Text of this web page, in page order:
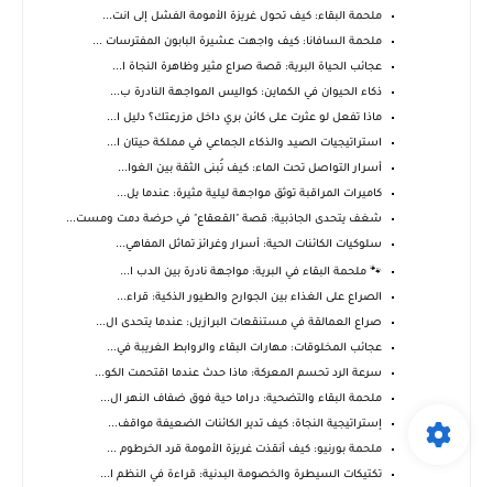
ملحمة البقاء: كيف تحول غريزة الأمومة الفشل إلى انت...
ملحمة السافانا: كيف واجهت عشيرة البابون المفترسات ...
عجائب الحياة البرية: قصة صراع مثير وظاهرة النجاة ا...
ذكاء الحيوان في الكماين: كواليس المواجهة النادرة ب...
ماذا تفعل لو عثرت على كائن بري داخل مزرعتك؟ دليل ا...
استراتيجيات الصيد والذكاء الجماعي في مملكة حيتان ا...
أسرار التواصل تحت الماء: كيف تُبنى الثقة بين الغوا...
كاميرات المراقبة توثق مواجهة ليلية مثيرة: عندما يل...
شغف يتحدى الجاذبية: قصة "القعقاع" في حرضة دمت ومست...
سلوكيات الكائنات الحية: أسرار وغرائز تماثل المفاهي...
🐾 ملحمة البقاء في البرية: مواجهة نادرة بين الدب ا...
الصراع على الغذاء بين الجوارح والطيور الذكية: قراء...
صراع العمالقة في مستنقعات البرازيل: عندما يتحدى ال...
عجائب المخلوقات: مهارات البقاء والروابط الغريبة في...
سرعة الرد تحسم المعركة: ماذا حدث عندما اقتحمت الكو...
ملحمة البقاء والتضحية: دراما حية فوق ضفاف النهر ال...
إستراتيجية النجاة: كيف تدير الكائنات الضعيفة مواقف...
ملحمة بورنيو: كيف أنقذت غريزة الأمومة قرد الخرطوم ...
تكتيكات السيطرة والخصومة البدنية: قراءة في النظم ا...